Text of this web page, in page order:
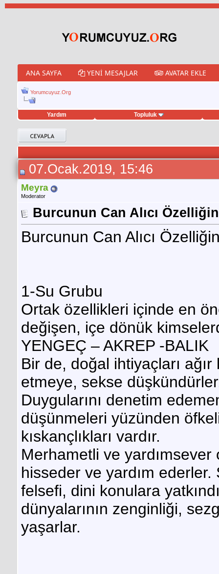
ANA SAYFA YENI MESAJLAR AVATAR EKLE
Yorumcuyuz.Org
Yardım Topluluk
porno izle twitter retweet hilesi
07.Ocak.2019, 15:46
Meyra
Moderator
Burcunun Can Alıcı
Burcunun Can Alıcı
1-Su Grubu
Ortak özellikleri içinde en
değişen, içe dönük
YENGEÇ – AKREP -BALIK
Bir de, doğal ihtiyaçları
etmeye, sekse
Duygularını denetim
düşünmeleri yüzünden
kıskançlıkları vardır.
Merhametli ve yardımsever
hisseder ve yardım
felsefi, dini konulara
dünyalarının zenginliği,
yaşarlar.